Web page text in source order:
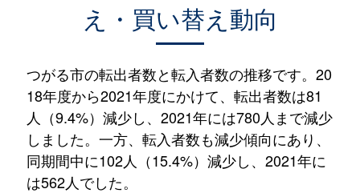
え・買い替え動向
つがる市の転出者数と転入者数の推移です。20
18年度から2021年度にかけて、転出者数は81
人（9.4%）減少し、2021年には780人まで減少
しました。一方、転入者数も減少傾向にあり、
同期間中に102人（15.4%）減少し、2021年に
は562人でした。